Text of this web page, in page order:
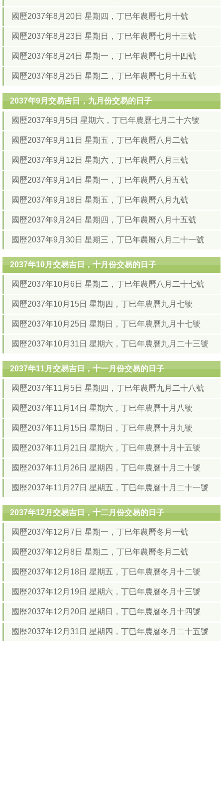
國歷2037年8月20日 星期四，丁巳年農曆七月十號
國歷2037年8月23日 星期日，丁巳年農曆七月十三號
國歷2037年8月24日 星期一，丁巳年農曆七月十四號
國歷2037年8月25日 星期二，丁巳年農曆七月十五號
2037年9月交易吉日，九月份交易的日子
國歷2037年9月5日 星期六，丁巳年農曆七月二十六號
國歷2037年9月11日 星期五，丁巳年農曆八月二號
國歷2037年9月12日 星期六，丁巳年農曆八月三號
國歷2037年9月14日 星期一，丁巳年農曆八月五號
國歷2037年9月18日 星期五，丁巳年農曆八月九號
國歷2037年9月24日 星期四，丁巳年農曆八月十五號
國歷2037年9月30日 星期三，丁巳年農曆八月二十一號
2037年10月交易吉日，十月份交易的日子
國歷2037年10月6日 星期二，丁巳年農曆八月二十七號
國歷2037年10月15日 星期四，丁巳年農曆九月七號
國歷2037年10月25日 星期日，丁巳年農曆九月十七號
國歷2037年10月31日 星期六，丁巳年農曆九月二十三號
2037年11月交易吉日，十一月份交易的日子
國歷2037年11月5日 星期四，丁巳年農曆九月二十八號
國歷2037年11月14日 星期六，丁巳年農曆十月八號
國歷2037年11月15日 星期日，丁巳年農曆十月九號
國歷2037年11月21日 星期六，丁巳年農曆十月十五號
國歷2037年11月26日 星期四，丁巳年農曆十月二十號
國歷2037年11月27日 星期五，丁巳年農曆十月二十一號
2037年12月交易吉日，十二月份交易的日子
國歷2037年12月7日 星期一，丁巳年農曆冬月一號
國歷2037年12月8日 星期二，丁巳年農曆冬月二號
國歷2037年12月18日 星期五，丁巳年農曆冬月十二號
國歷2037年12月19日 星期六，丁巳年農曆冬月十三號
國歷2037年12月20日 星期日，丁巳年農曆冬月十四號
國歷2037年12月31日 星期四，丁巳年農曆冬月二十五號